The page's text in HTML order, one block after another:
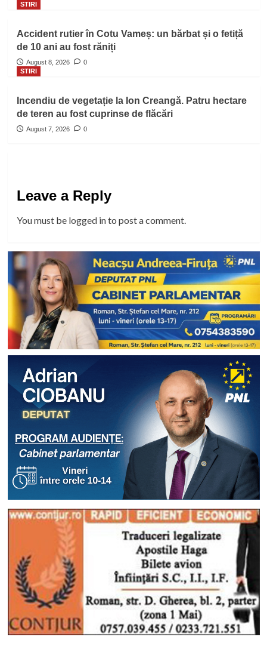
STIRI
Accident rutier în Cotu Vameș: un bărbat și o fetiță
de 10 ani au fost răniți
August 8, 2026
0
STIRI
Incendiu de vegetație la Ion Creangă. Patru hectare
de teren au fost cuprinse de flăcări
August 7, 2026 0
Leave a Reply
You must be logged into post a comment.